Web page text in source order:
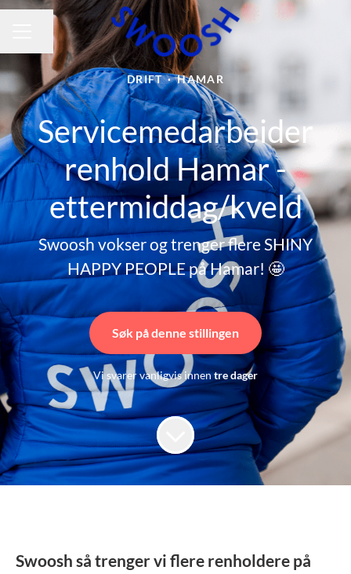
KARRIEREMENY
Del siden
DRIFT · HAMAR
Servicemedarbeider
renhold Hamar -
ettermiddag/kveld
Swoosh vokser og trenger flere SHINY
HAPPY PEOPLE på Hamar! 🤩
Søk på denne stillingen
Vi svarer vanligvis innentre dager
Swoosh så trenger vi flere renholdere på